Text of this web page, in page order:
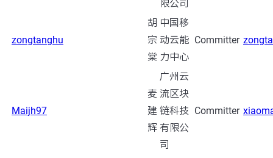
限公司
zongtanghu
胡
宗
棠
中国移
动云能
力中心
Committer
Maijh97
麦
建
辉
广州云
流区块
链科技
有限公
司
Committer